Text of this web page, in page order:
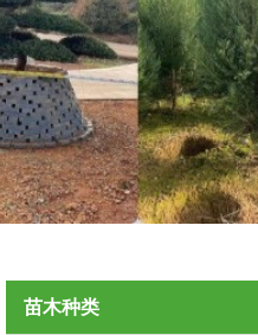
苗木种类